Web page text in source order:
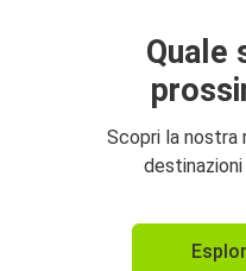
Quale
Scopri la nostra